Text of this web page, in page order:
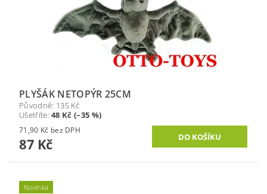
PLYŠÁK NETOPÝR 25CM
Původně: 135 Kč
Ušetříte:48 Kč (–35 %)
71,90 Kč bez DPH
87 Kč
Novinka